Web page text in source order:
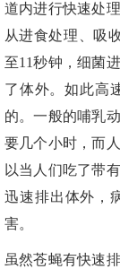
道内进行快速处
从进食处理、吸
至11秒钟，细菌
了体外。如此高
的。一般的哺乳
要几个小时，而
以当人们吃了带
迅速排出体外，
害。
虽然苍蝇有快速